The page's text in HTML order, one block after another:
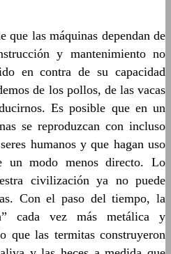
que las máquinas dependan de
y mantenimiento no
en contra de su capacidad
de los pollos, de las vacas
Es posible que en un
se reproduzcan con incluso
humanos y que hagan uso
un modo menos directo. Lo
civilización ya no puede
Con el paso del tiempo, la
cada vez más metálica y
que las termitas construyeron